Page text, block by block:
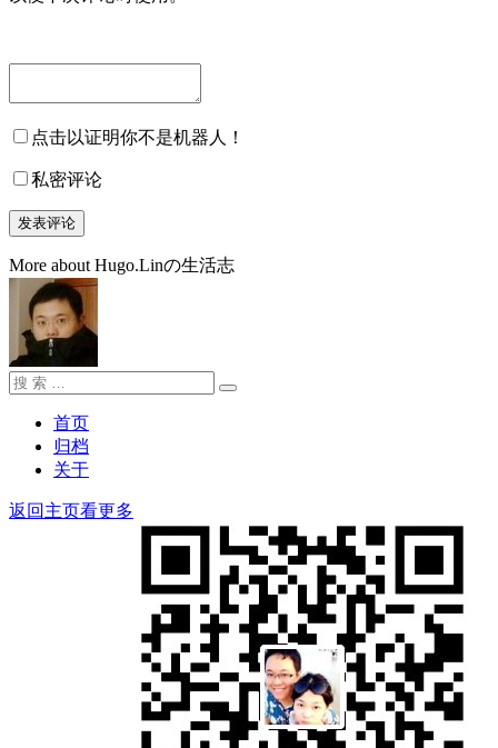
点击以证明你不是机器人！
私密评论
More about Hugo.Linの生活志
搜
搜
首页
归档
关于
返回主页看更多